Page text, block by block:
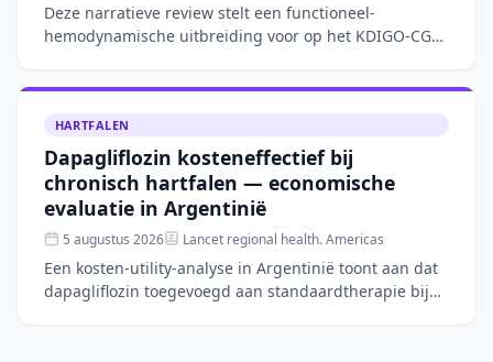
Deze narratieve review stelt een functioneel-
hemodynamische uitbreiding voor op het KDIGO-CGA-
HARTFALEN
Dapagliflozin kosteneffectief bij
chronisch hartfalen — economische
evaluatie in Argentinië
5 augustus 2026 Lancet regional health. Americas
Een kosten-utility-analyse in Argentinië toont aan dat
dapagliflozin toegevoegd aan standaardtherapie bij